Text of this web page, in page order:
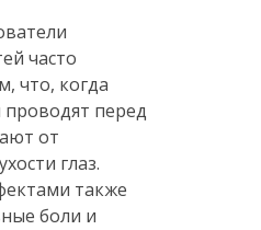
часто
что, когда
перед
от
глаз.
также
боли и